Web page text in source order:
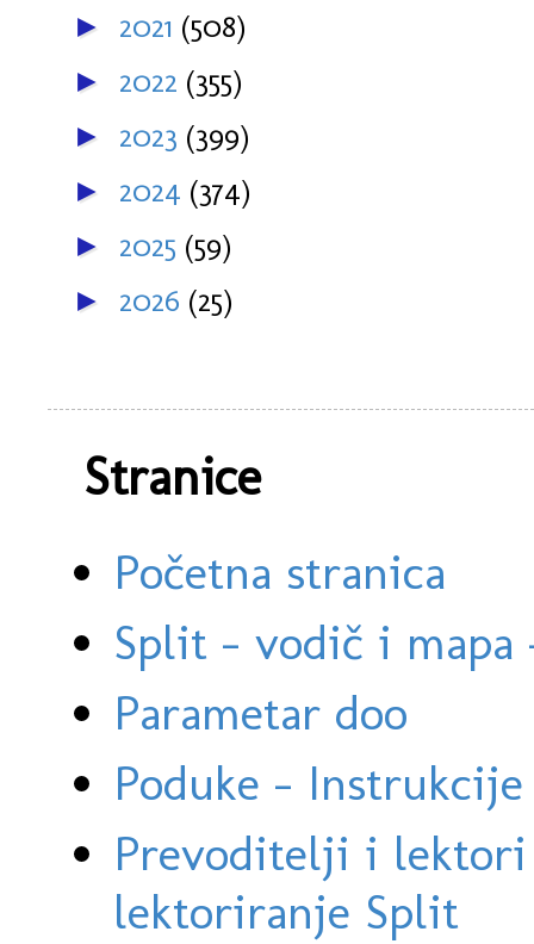
► 2021 (508)
► 2022 (355)
► 2023 (399)
► 2024 (374)
► 2025 (59)
► 2026 (25)
Stranice
Početna stranica
Split - vodič i
Parametar doo
Poduke -
Prevoditelji i
lektoriranje Split